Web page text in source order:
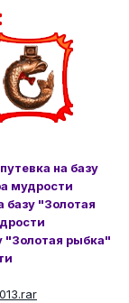
на базу
мудрости
базу "Золотая
"Золотая рыбка"